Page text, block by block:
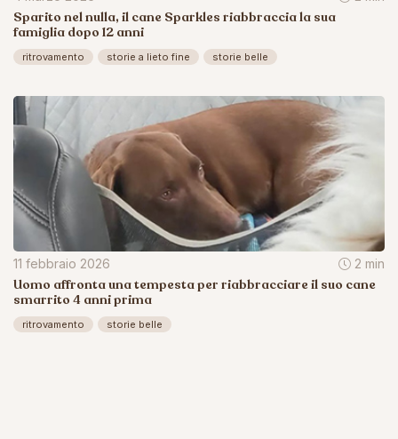
Sparito nel nulla, il cane Sparkles riabbraccia la sua
famiglia dopo 12 anni
ritrovamento storie a lieto fine storie belle
11 febbraio 2026 2 min
Uomo affronta una tempesta per riabbracciare il suo cane
smarrito 4 anni prima
ritrovamento storie belle